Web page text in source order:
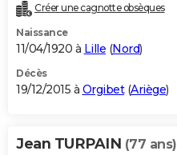
Créer une cagnotte obsèques
Naissance
11/04/1920 à Lille (Nord)
Décès
19/12/2015 à Orgibet(Ariège)
Jean TURPAIN (77 ans)